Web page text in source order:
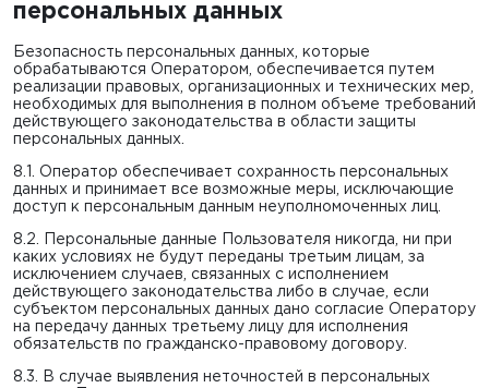
персональных данных
Безопасность персональных данных, которые
обрабатываются Оператором, обеспечивается путем
реализации правовых, организационных и технических мер,
необходимых для выполнения в полном объеме требований
действующего законодательства в области защиты
персональных данных.
8.1. Оператор обеспечивает сохранность персональных
данных и принимает все возможные меры, исключающие
доступ к персональным данным неуполномоченных лиц.
8.2. Персональные данные Пользователя никогда, ни при
каких условиях не будут переданы третьим лицам, за
исключением случаев, связанных с исполнением
действующего законодательства либо в случае, если
субъектом персональных данных дано согласие Оператору
на передачу данных третьему лицу для исполнения
обязательств по гражданско-правовому договору.
8.3. В случае выявления неточностей в персональных